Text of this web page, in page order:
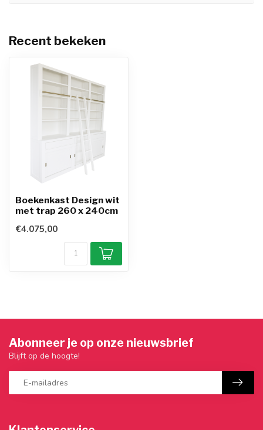
Recent bekeken
Boekenkast Design wit
met trap 260 x 240cm
€4.075,00
Abonneer je op onze nieuwsbrief
Blijft op de hoogte!